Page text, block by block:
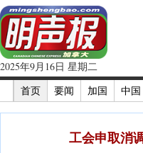
2025年9月16日 星期二
首页
要闻 加国 中国
工会申取消